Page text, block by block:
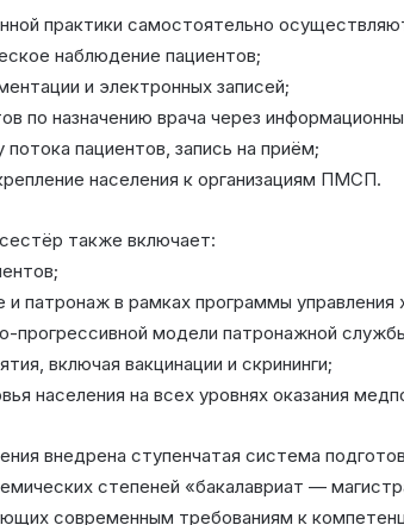
практики самостоятельно
наблюдение пациентов;
и электронных записей;
по назначению врача через
потока пациентов, запись на приём;
населения к организациям ПМСП.
также включает:
и патронаж в рамках программы управления
прогрессивной модели патронажной
включая вакцинации и скрининги;
населения на всех уровнях оказания
внедрена ступенчатая система
степеней «бакалавриат —
современным требованиям к